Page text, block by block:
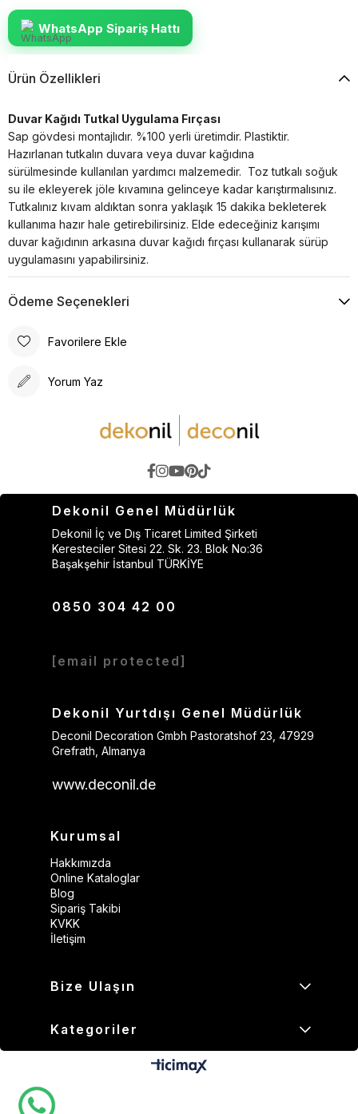
WhatsApp Sipariş Hattı
Ürün Özellikleri
Duvar Kağıdı Tutkal Uygulama Fırçası
Sap gövdesi montajlıdır. %100 yerli üretimdir. Plastiktir.
Hazırlanan tutkalın duvara veya duvar kağıdına
sürülmesinde kullanılan yardımcı malzemedir. Toz tutkalı soğuk
su ile ekleyerek jöle kıvamına gelinceye kadar karıştırmalısınız.
Tutkalınız kıvam aldıktan sonra yaklaşık 15 dakika bekleterek
kullanıma hazır hale getirebilirsiniz. Elde edeceğiniz karışımı
duvar kağıdının arkasına duvar kağıdı fırçası kullanarak sürüp
uygulamasını yapabilirsiniz.
Ödeme Seçenekleri
Favorilere Ekle
Yorum Yaz
Dekonil Genel Müdürlük
Dekonil İç ve Dış Ticaret Limited Şirketi
Keresteciler Sitesi 22. Sk. 23. Blok No:36
Başakşehir İstanbul TÜRKİYE
0850 304 42 00
[email protected]
Dekonil Yurtdışı Genel Müdürlük
Deconil Decoration Gmbh Pastoratshof 23, 47929
Grefrath, Almanya
www.deconil.de
Kurumsal
Hakkımızda
Online Kataloglar
Blog
Sipariş Takibi
KVKK
İletişim
Bize Ulaşın
Kategoriler